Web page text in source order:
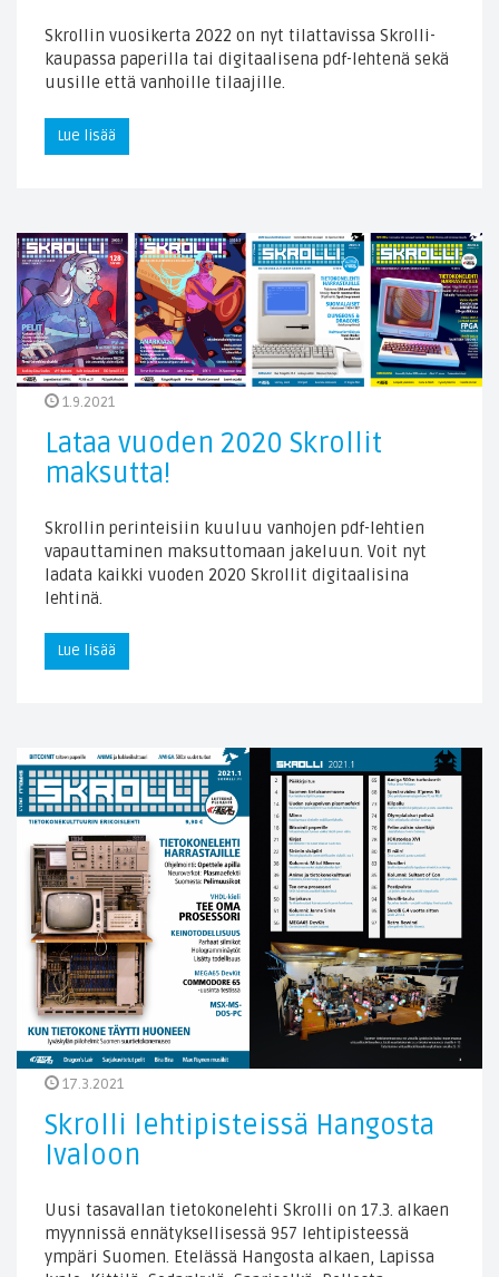
Skrollin vuosikerta 2022 on nyt tilattavissa Skrolli-
kaupassa paperilla tai digitaalisena pdf-lehtenä sekä
uusille että vanhoille tilaajille.
Lue lisää
1.9.2021
Lataa vuoden 2020 Skrollit
maksutta!
Skrollin perinteisiin kuuluu vanhojen pdf-lehtien
vapauttaminen maksuttomaan jakeluun. Voit nyt
ladata kaikki vuoden 2020 Skrollit digitaalisina
lehtinä.
Lue lisää
17.3.2021
Skrolli lehtipisteissä Hangosta
Ivaloon
Uusi tasavallan tietokonelehti Skrolli on 17.3. alkaen
myynnissä ennätyksellisessä 957 lehtipisteessä
ympäri Suomen. Etelässä Hangosta alkaen, Lapissa